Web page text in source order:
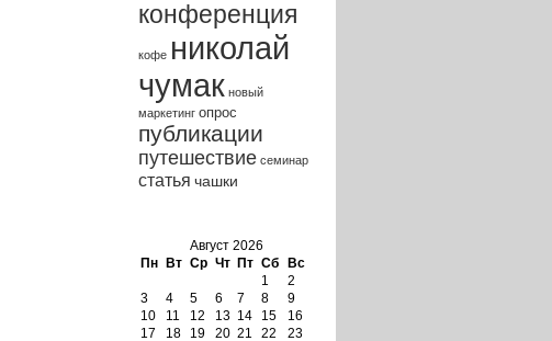
конференция
кофе николай
чумак новый
маркетинг опрос
публикации
путешествие семинар
статья чашки
Август 2026
Пн
Вт Ср Чт Пт Сб Вс
1
2
3
4 5 6 7 8
9
10
11 12 13 14 15
16
17
18 19 20 21 22
23